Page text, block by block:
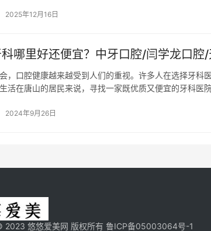
2025年12月16日
哪里好还便宜？中牙口腔/闫学龙口
，口腔健康越来越受到人们的重视。许多人在选择牙
活在唐山的居民来说，寻找一家既优质又便宜的牙科医
2024年9月26日
悠悠爱美网 版权所有 鲁ICP备05003064号-1